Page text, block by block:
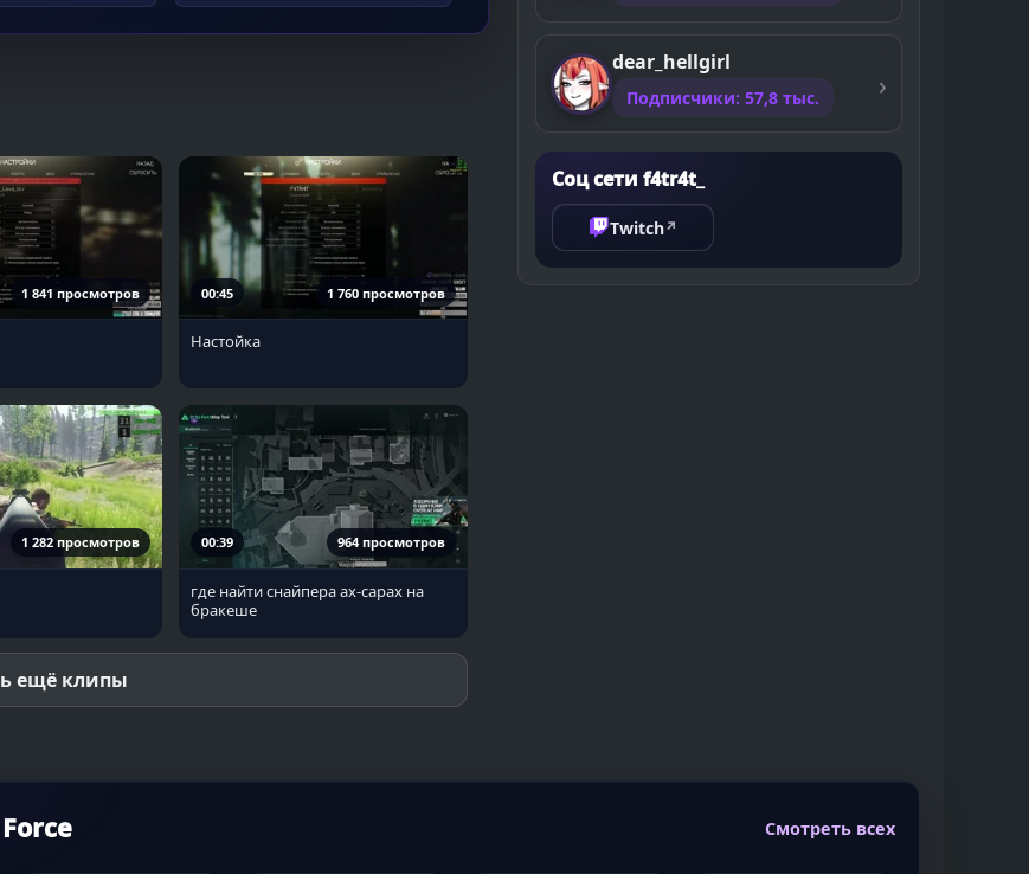
1 841 просмотров 00:45 1 760 просмотров
Настойка
1 282 просмотров 00:39 964 просмотров
где найти снайпера ах-сарах на
бракеше
ещё клипы
dear_hellgirl
Подписчики: 57,8 тыс.
Соц сети f4tr4t_
Twitch↗
Смотреть всех